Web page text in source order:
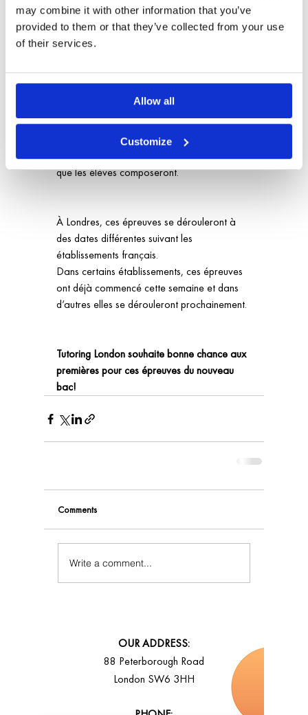
may combine it with other information that you’ve
provided to them or that they’ve collected from your use
of their services.
Allow all
Customize
La première session de ces épreuves est
programmée pour les élèves de première
entre fin janvier et début mars et les
langues (LV1 et LV2).
Une grande nouveauté ! C’est donc dans
leurs salles de classe habituelles, loin du
cérémonial des épreuves terminales du bac,
que les élèves composeront.
À Londres, ces épreuves se dérouleront à
des dates différentes suivant les
établissements français.
Dans certains établissements, ces épreuves
ont déjà commencé cette semaine et dans
d‘autres elles se dérouleront prochainement.
Tutoring London souhaite bonne chance aux
premières pour ces épreuves du nouveau
bac!
Comments
Write a comment...
OUR ADDRESS:
88 Peterborough Road
London SW6 3HH